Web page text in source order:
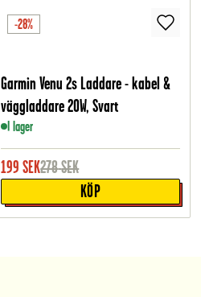
-28%
Garmin Venu 2s Laddare - kabel &
väggladdare 20W, Svart
I lager
199 SEK278SEK
KÖP